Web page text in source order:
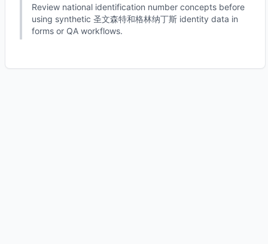
Review national identification number concepts before
using synthetic 圣文森特和格林纳丁斯 identity data in
forms or QA workflows.